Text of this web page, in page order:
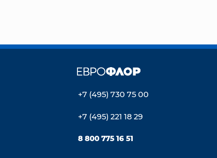
+7 (495) 730 75 00
+7 (495) 221 18 29
8 800 775 16 51